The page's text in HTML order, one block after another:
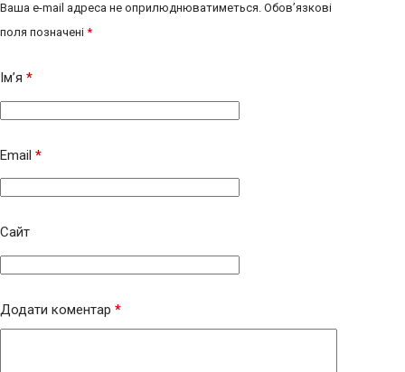
Ваша e-mail адреса не оприлюднюватиметься. Обов’язкові
поля позначені *
Ім’я *
Email *
Сайт
Додати коментар *